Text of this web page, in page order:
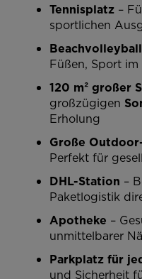
Tennisplatz –
sportlichen
Füßen, Sport
120 m² großer
großzügigen
Erholung
Große
Perfekt für
DHL-Station –
Paketlogistik
Apotheke –
unmittelbarer
Parkplatz für
und Sicherheit